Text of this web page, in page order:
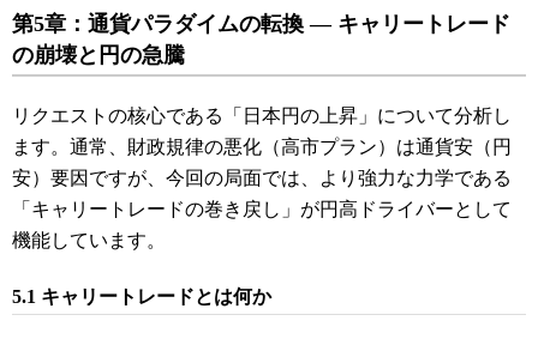
第5章：通貨パラダイムの転換 ― キャリートレード
の崩壊と円の急騰
リクエストの核心である「日本円の上昇」について分析し
ます。通常、財政規律の悪化（高市プラン）は通貨安（円
安）要因ですが、今回の局面では、より強力な力学である
「キャリートレードの巻き戻し」が円高ドライバーとして
機能しています。
5.1 キャリートレードとは何か